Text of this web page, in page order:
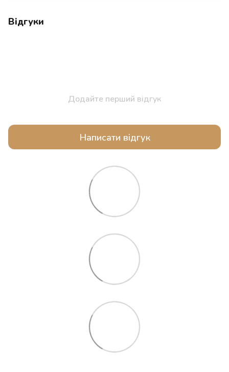
Відгуки
Додайте перший відгук
Написати відгук